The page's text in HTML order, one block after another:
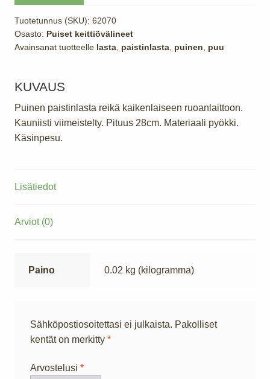
Tuotetunnus (SKU): 62070
Osasto: Puiset keittiövälineet
Avainsanat tuotteelle lasta paistinlasta puinen puu
KUVAUS
Puinen paistinlasta reikä kaikenlaiseen ruoanlaittoon.
Kauniisti viimeistelty. Pituus 28cm. Materiaali pyökki.
Käsinpesu.
Lisätiedot
Arviot (0)
Paino 0.02 kg (kilogramma)
Sähköpostiosoitettasi ei julkaista. Pakolliset
kentät on merkitty *
Arvostelusi *